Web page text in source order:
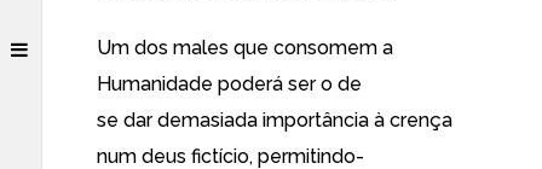
Um dos males que consomem a
Humanidade poderá ser o de
se dar demasiada importância à crença
num deus fictício, permitindo-